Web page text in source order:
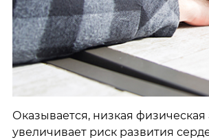
Оказывается, низкая физическая
увеличивает риск развития